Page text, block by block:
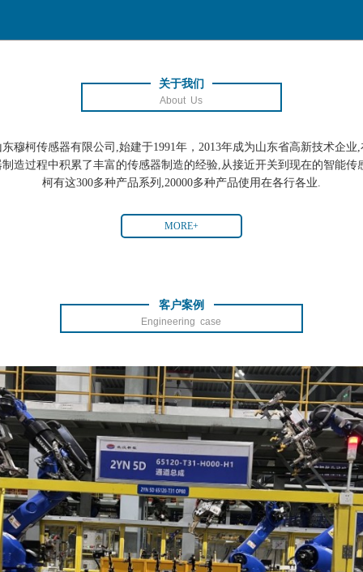
关于我们
About Us
东穆柯传感器有限公司,始建于1991年，2013年成为山东省高新技术企业,
造过程中积累了丰富的传感器制造的经验,从接近开关到现在的智能传
柯有这300多种产品系列,20000多种产品使用在各行各业.
MORE+
客户案例
Engineering case